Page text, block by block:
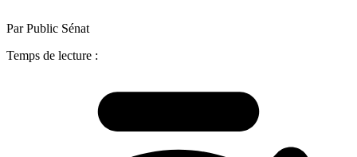
Par Public Sénat
Temps de lecture :